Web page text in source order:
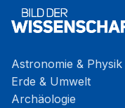
Astronomie & Physik
Erde & Umwelt
Archäologie